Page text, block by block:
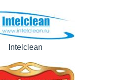
Intelclean